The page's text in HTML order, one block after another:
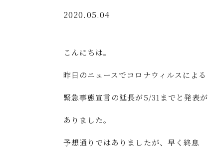
2020.05.04
こんにちは。
昨日のニュースでコロナウィルスによる
緊急事態宣言の延長が5/31までと発表が
ありました。
予想通りではありましたが、早く終息